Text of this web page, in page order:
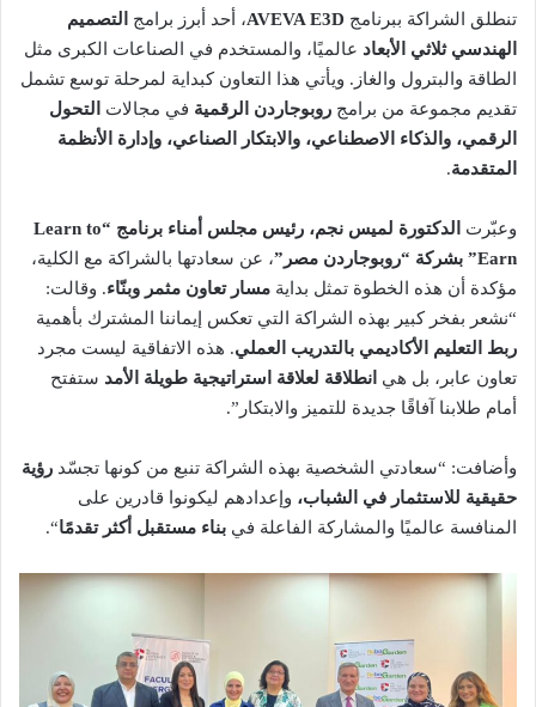
تنطلق الشراكة ببرنامج AVEVA E3D، أحد أبرز برامج
التصميم
الهندسي ثلاثي الأبعاد عالميًا، والمستخدم في الصناعات الكبرى مثل
الطاقة والبترول والغاز. ويأتي هذا التعاون كبداية لمرحلة توسع تشمل
تقديم مجموعة من برامج روبوجاردن الرقمية في مجالات
التحول
الرقمي، والذكاء الاصطناعي، والابتكار الصناعي، وإدارة الأنظمة
المتقدمة.
وعبّرت
الدكتورة لميس نجم، رئيس مجلس أمناء برنامج “Learn to
Earn” بشركة “روبوجاردن مصر”
، عن سعادتها بالشراكة مع الكلية،
مؤكدة أن هذه الخطوة تمثل بداية مسار تعاون مثمر وبنّاء. وقالت:
“نشعر بفخر كبير بهذه الشراكة التي تعكس إيماننا المشترك بأهمية
ربط التعليم الأكاديمي بالتدريب العملي. هذه الاتفاقية ليست مجرد
تعاون عابر، بل هي انطلاقة لعلاقة استراتيجية طويلة الأمد ستفتح
أمام طلابنا آفاقًا جديدة للتميز والابتكار”.
وأضافت: “سعادتي الشخصية بهذه الشراكة تنبع من كونها تجسّد رؤية
حقيقية للاستثمار في الشباب، وإعدادهم ليكونوا قادرين على
المنافسة عالميًا والمشاركة الفاعلة في بناء مستقبل أكثر تقدمًا“.